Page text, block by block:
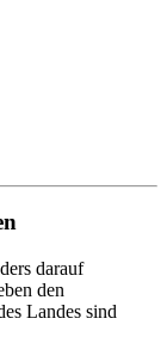
darauf
den
Landes sind